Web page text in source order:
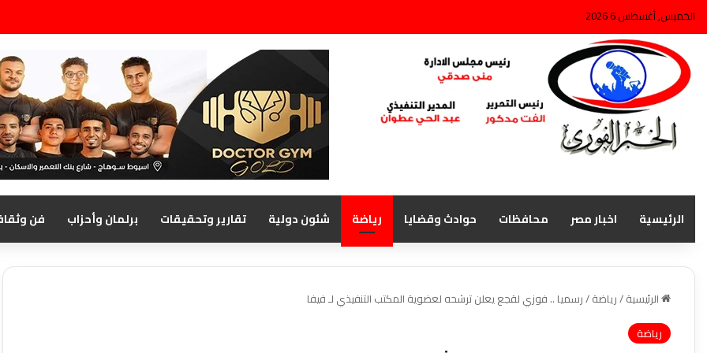
الخميس, أغسطس 6 2026
الرئيسية اخبار مصر محافظات حوادث وقضايا رياضة شئون دولية تقارير وتحقيقات برلمان وأحزاب فن
الرئيسية/رياضة/رسميا .. فوزي لقجع يعلن ترشحه لعضوية المكتب التنفيذي لـ فيفا
رياضة